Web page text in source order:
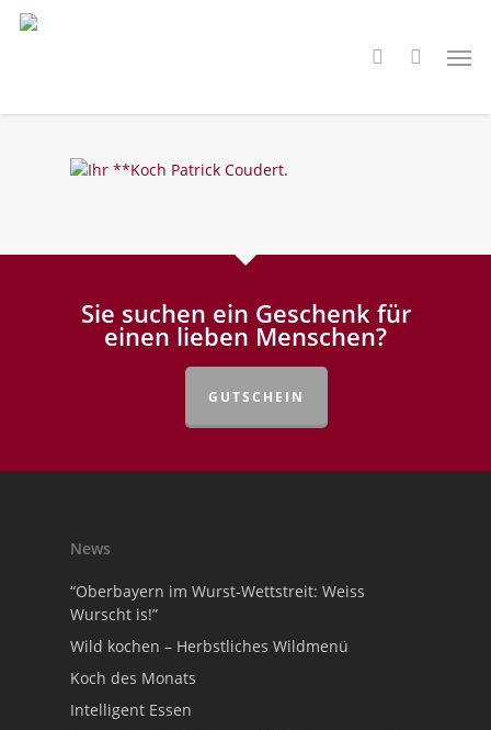
Skip
search
Sie suchen ein Geschenk für
einen lieben Menschen?
GUTSCHEIN
News
“Oberbayern im Wurst-Wettstreit: Weiss
Wurscht is!”
Wild kochen – Herbstliches Wildmenü
Koch des Monats
Intelligent Essen